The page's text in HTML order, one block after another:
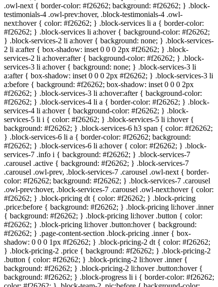
.owl-next { border-color: #f26262; background: #f26262; } .block-
testimonials-4 .owl-prev:hover, .block-testimonials-4 .owl-
next:hover { color: #f26262; } .block-services li a { border-color:
#f26262; } .block-services li a:hover { background-color: #f26262;
} .block-services-2 li a:hover { background: none; } .block-services-
2 li a:after { box-shadow: inset 0 0 0 2px #f26262; } .block-
services-2 li a:hover:after { background-color: #f26262; } .block-
services-3 li a:hover { background: none; } .block-services-3 li
a:after { box-shadow: inset 0 0 0 2px #f26262; } .block-services-3 li
a:before { background: #f26262; box-shadow: inset 0 0 0 2px
#f26262; } .block-services-3 li a:hover:after { background-color:
#f26262; } .block-services-4 li a { border-color: #f26262; } .block-
services-4 li a:hover { background-color: #f26262; } .block-
services-5 li i { color: #f26262; } .block-services-5 li i:hover {
background: #f26262; } .block-services-6 h3 span { color: #f26262;
} .block-services-6 li a { border-color: #f26262; background:
#f26262; } .block-services-6 li a:hover { color: #f26262; } .block-
services-7 .info i { background: #f26262; } .block-services-7
.carousel .active { background: #f26262; } .block-services-7
.carousel .owl-prev, .block-services-7 .carousel .owl-next { border-
color: #f26262; background: #f26262; } .block-services-7 .carousel
.owl-prev:hover, .block-services-7 .carousel .owl-next:hover { color:
#f26262; } .block-pricing dt { color: #f26262; } .block-pricing
.price:before { background: #f26262; } .block-pricing li:hover .inner
{ background: #f26262; } .block-pricing li:hover .button { color:
#f26262; } .block-pricing li:hover .button:hover { background:
#f26262; } .page-content-section .block-pricing .inner { box-
shadow: 0 0 0 1px #f26262; } .block-pricing-2 dt { color: #f26262;
} .block-pricing-2 .price { background: #f26262; } .block-pricing-2
.button { color: #f26262; } .block-pricing-2 li:hover .inner {
background: #f26262; } .block-pricing-2 li:hover .button:hover {
background: #f26262; } .block-progress li i { border-color: #f26262;